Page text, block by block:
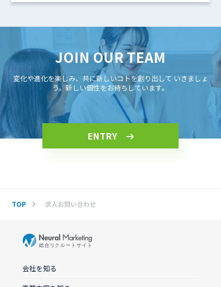
JOIN OUR TEAM
変化や進化を楽しみ、共に新しいコトを創り出して いきましょ
う。新しい個性をお待ちしています。
ENTRY
TOP 求人お問い合わせ
会社を知る